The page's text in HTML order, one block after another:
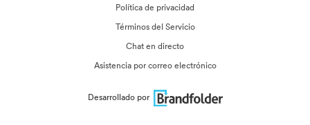
Política de privacidad
Términos del Servicio
Chat en directo
Asistencia por correo electrónico
Desarrollado por